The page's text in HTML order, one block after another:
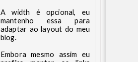
A width é opcional, eu
mantenho essa para
adaptar ao layout do meu
blog.
Embora mesmo assim eu